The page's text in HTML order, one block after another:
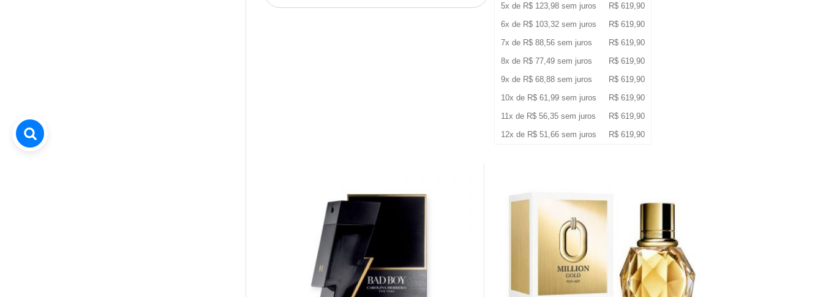
5x de R$123,98sem juros R$619,90
6x de R$103,32sem juros R$619,90
7x de R$88,56sem juros R$619,90
8x de R$77,49sem juros R$619,90
9x de R$68,88sem juros R$619,90
10x de R$61,99sem juros R$619,90
11x de R$56,35sem juros R$619,90
12x de R$51,66sem juros R$619,90